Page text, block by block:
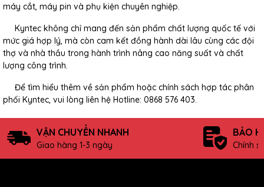
máy cắt, máy pin và phụ kiện chuyên nghiệp.
Kyntec không chỉ mang đến sản phẩm chất lượng quốc tế với
mức giá hợp lý, mà còn cam kết đồng hành dài lâu cùng các đội
thợ và nhà thầu trong hành trình nâng cao năng suất và chất
lượng công trình.
Để tìm hiểu thêm về sản phẩm hoặc chính sách hợp tác phân
phối Kyntec, vui lòng liên hệ Hotline: 0868 576 403.
VẬN CHUYỂN NHANH
Giao hàng 1-3 ngày
BẢO
Chính